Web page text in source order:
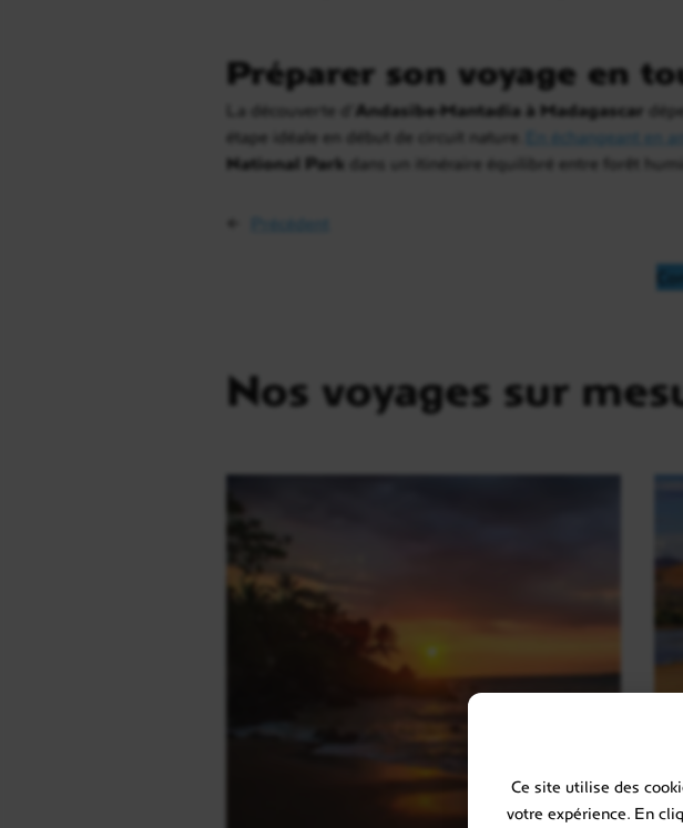
Ce site utilise des
votre expérience. En
Préparer son voyage en
La découverte d’ Andasibe-Mantadia à Madagascar
étape idéale en début de circuit nature.
En échangeant en
National Park dans un itinéraire équilibré entre forêt
←
Nos voyages sur